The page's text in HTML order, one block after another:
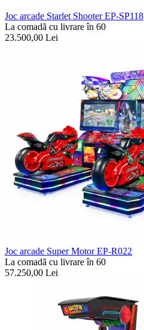
Joc arcade Starlet Shooter EP-SP118
La comadã cu livrare în 60
23.500,00 Lei
Joc arcade Super Motor EP-R022
La comadã cu livrare în 60
57.250,00 Lei